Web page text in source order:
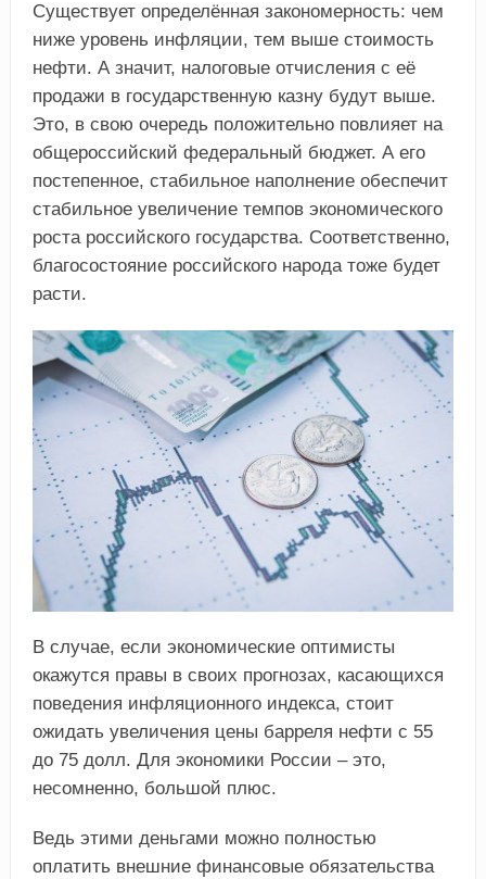
Существует определённая закономерность: чем
ниже уровень инфляции, тем выше стоимость
нефти. А значит, налоговые отчисления с её
продажи в государственную казну будут выше.
Это, в свою очередь положительно повлияет на
общероссийский федеральный бюджет. А его
постепенное, стабильное наполнение обеспечит
стабильное увеличение темпов экономического
роста российского государства. Соответственно,
благосостояние российского народа тоже будет
расти.
В случае, если экономические оптимисты
окажутся правы в своих прогнозах, касающихся
поведения инфляционного индекса, стоит
ожидать увеличения цены барреля нефти с 55
до 75 долл. Для экономики России – это,
несомненно, большой плюс.
Ведь этими деньгами можно полностью
оплатить внешние финансовые обязательства